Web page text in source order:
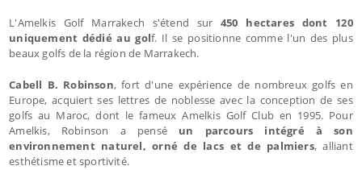
L'Amelkis Golf Marrakech s'étend sur450 hectares dont 120
uniquement dédié au golf. Il se positionne comme l'un des plus
beaux golfs de la région de Marrakech.
Cabell B. Robinson, fort d'une expérience de nombreux golfs en
Europe, acquiert ses lettres de noblesse avec la conception de ses
golfs au Maroc, dont le fameux Amelkis Golf Club en 1995. Pour
Amelkis, Robinson a pensé un parcours intégré à son
environnement naturel, orné de lacs et de palmiers, alliant
esthétisme et sportivité.